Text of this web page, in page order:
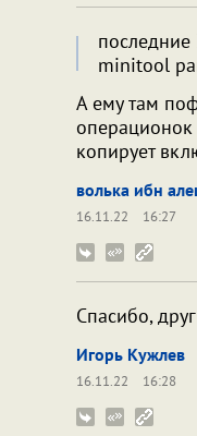
последние
minitool
А ему там
операционок
копирует
волька ибн
16.11.22
16:27
Спасибо,
Игорь Кужлев
16.11.22
16:28